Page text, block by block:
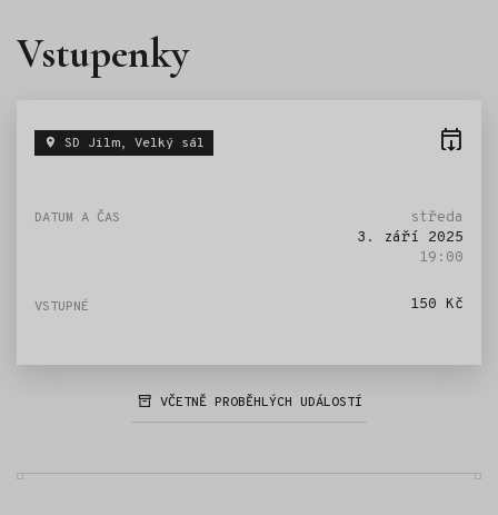
Vstupenky
SD Jilm, Velký sál
středa
3. září 2025
19:00
150 Kč
VČETNĚ PROBĚHLÝCH UDÁLOSTÍ